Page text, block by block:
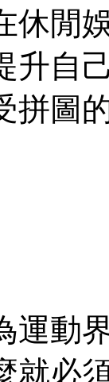
休閒
升自
拼圖
運動
就必